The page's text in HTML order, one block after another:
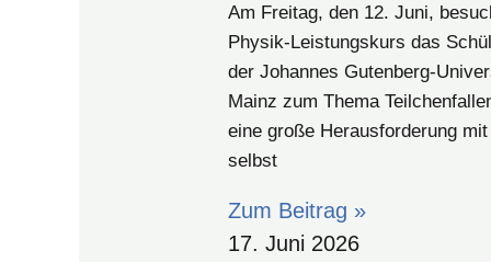
Am Freitag, den 12. Juni,
Physik-Leistungskurs das
der Johannes
Mainz zum Thema
eine große Herausforderung
selbst
Zum Beitrag »
17. Juni 2026